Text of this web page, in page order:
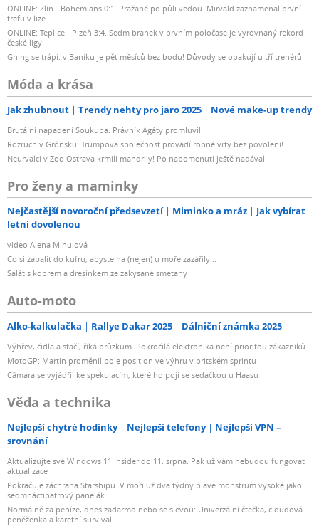
ONLINE: Zlín - Bohemians 0:1. Pražané po půli vedou. Mirvald zaznamenal první
trefu v lize
ONLINE: Teplice - Plzeň 3:4. Sedm branek v prvním poločase je vyrovnaný rekord
české ligy
Gning se trápí: v Baníku je pět měsíců bez bodu! Důvody se opakují u tří trenérů
Móda a krása
Jak zhubnout Trendy nehty pro jaro 2025 Nové make-up trendy
Brutální napadení Soukupa. Právník Agáty promluvil
Rozruch v Grónsku: Trumpova společnost provádí ropné vrty bez povolení!
Neurvalci v Zoo Ostrava krmili mandrily! Po napomenutí ještě nadávali
Pro ženy a maminky
Nejčastější novoroční předsevzetí Miminko a mráz
Jak vybírat
letní dovolenou
video Alena Mihulová
Co si zabalit do kufru, abyste na (nejen) u moře zazářily...
Salát s koprem a dresinkem ze zakysané smetany
Auto-moto
Alko-kalkulačka Rallye Dakar 2025 Dálniční známka 2025
Výhřev, čidla a stačí, říká průzkum. Pokročilá elektronika není prioritou zákazníků
MotoGP: Martin proměnil pole position ve výhru v britském sprintu
Câmara se vyjádřil ke spekulacím, které ho pojí se sedačkou u Haasu
Věda a technika
Nejlepší chytré hodinky Nejlepší telefony
Nejlepší VPN –
srovnání
Aktualizujte své Windows 11 Insider do 11. srpna. Pak už vám nebudou fungovat
aktualizace
Pokračuje záchrana Starshipu. V moři už dva týdny plave monstrum vysoké jako
sedmnáctipatrový panelák
Normálně za peníze, dnes zadarmo nebo se slevou: Univerzální čtečka, cloudová
peněženka a karetní survival